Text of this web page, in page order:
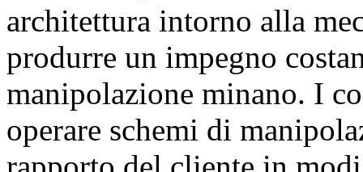
architettura intorno alla
produrre un impegno
manipolazione minano. I
operare schemi di